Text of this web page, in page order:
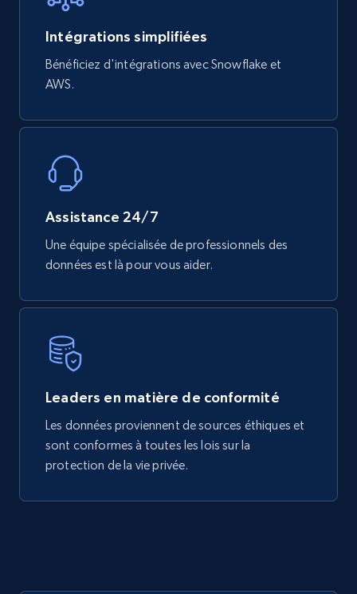
Mouser - Products
Manufacturer url, and more.
eCommerce
717+ 91+
Intégrations simplifiées
Bénéficiez d'intégrations avec Snowflake et
AWS.
Assistance 24/7
Une équipe spécialisée de professionnels des
données est là pour vous aider.
Leaders en matière de conformité
Les données proviennent de sources éthiques et
sont conformes à toutes les lois sur la
protection de la vie privée.